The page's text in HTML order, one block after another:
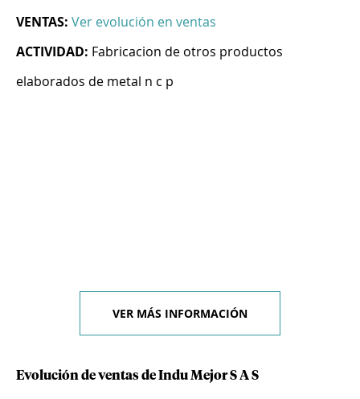
VENTAS: Ver evolución en ventas
ACTIVIDAD: Fabricacion de otros productos
elaborados de metal n c p
VER MÁS INFORMACIÓN
Evolución de ventas de Indu Mejor S A S